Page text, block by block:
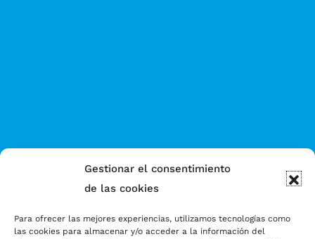
Gestionar el consentimiento
de las cookies
Para ofrecer las mejores experiencias, utilizamos tecnologías como
las cookies para almacenar y/o acceder a la información del